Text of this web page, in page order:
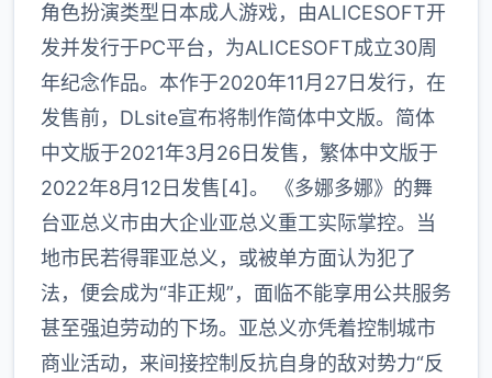
角色扮演类型日本成人游戏，由ALICESOFT开
发并发行于PC平台，为ALICESOFT成立30周
年纪念作品。本作于2020年11月27日发行，在
发售前，DLsite宣布将制作简体中文版。简体
中文版于2021年3月26日发售，繁体中文版于
2022年8月12日发售[4]。 《多娜多娜》的舞
台亚总义市由大企业亚总义重工实际掌控。当
地市民若得罪亚总义，或被单方面认为犯了
法，便会成为“非正规”，面临不能享用公共服务
甚至强迫劳动的下场。亚总义亦凭着控制城市
商业活动，来间接控制反抗自身的敌对势力“反